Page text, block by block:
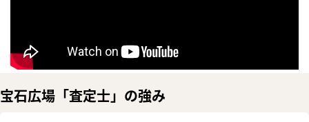
宝石広場「査定士」の強み